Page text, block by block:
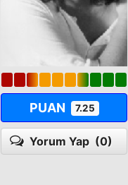
PUAN 7.25
Yorum Yap (0)